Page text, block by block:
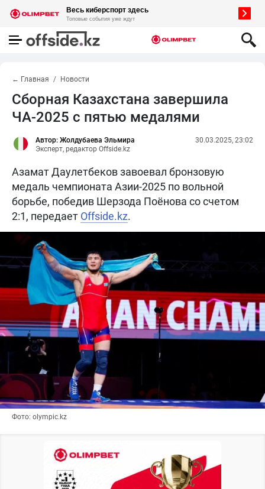
← Главная Новости
Сборная Казахстана завершила
ЧА-2025 с пятью медалями
Автор: Жолдубаева Эльмира
Эксперт, редактор Offside.kz
30.03.2025, 23:02
Азамат Даулетбеков завоевал бронзовую
медаль чемпионата Азии-2025 по вольной
борьбе, победив Шерзода Поёнова со счетом
2:1, передает Offside.kz.
Фото: olympic.kz